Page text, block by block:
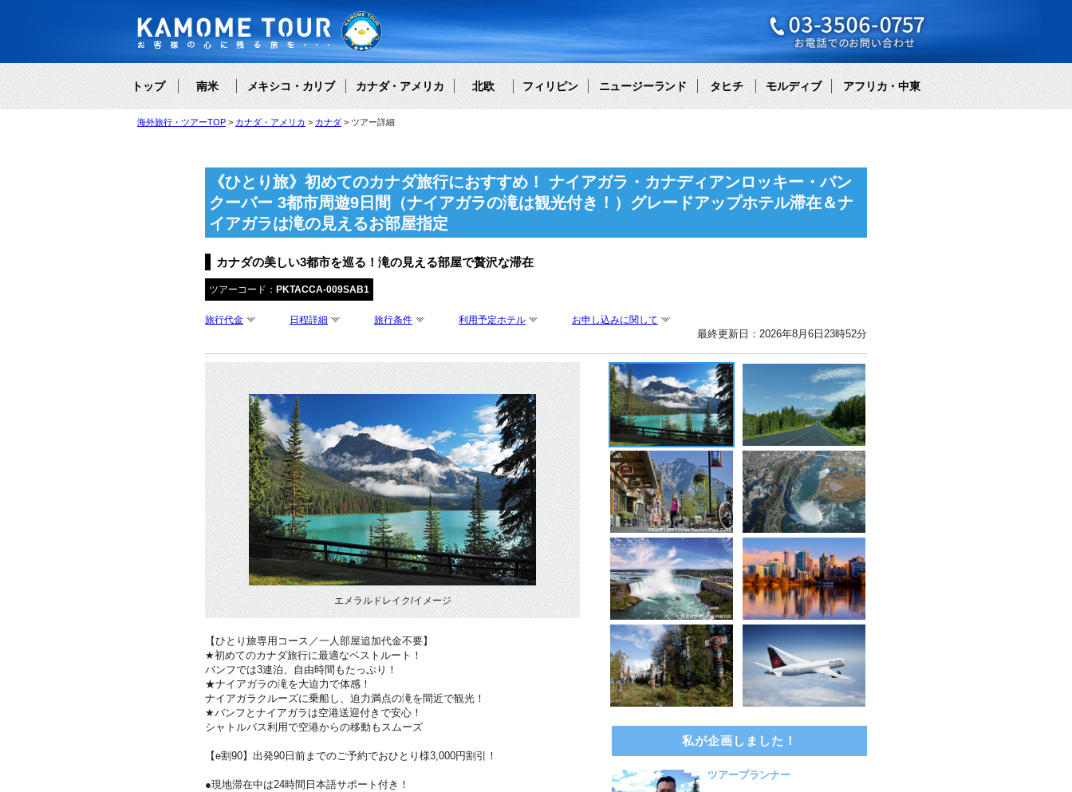
トップ 南米 メキシコ・カリブ カナダ・アメリカ 北欧 フィリピン ニュージーランド タヒチ モルディブ アフリカ・中東
海外旅行・ツアーTOP カナダ・アメリカ カナダ ツアー詳細
《ひとり旅》初めてのカナダ旅行におすすめ！ ナイアガラ・カナディアンロッキー・バン
クーバー 3都市周遊9日間（ナイアガラの滝は観光付き！）グレードアップホテル滞在＆ナ
イアガラは滝の見えるお部屋指定
カナダの美しい3都市を巡る！滝の見える部屋で贅沢な滞在
ツアーコード： PKTACCA-009SAB1
旅行代金 日程詳細 旅行条件 利用予定ホテル お申し込みに関して
最終更新日：2026年8月6日23時52分
エメラルドレイク/イメージ
【ひとり旅専用コース／一人部屋追加代金不要】
★初めてのカナダ旅行に最適なベストルート！
バンフでは3連泊、自由時間もたっぷり！
★ナイアガラの滝を大迫力で体感！
ナイアガラクルーズに乗船し、迫力満点の滝を間近で観光！
★バンフとナイアガラは空港送迎付きで安心！
シャトルバス利用で空港からの移動もスムーズ
【e割90】出発90日前までのご予約でおひとり様3,000円割引！
●現地滞在中は24時間日本語サポート付き！
私が企画しました！
ツアープランナー